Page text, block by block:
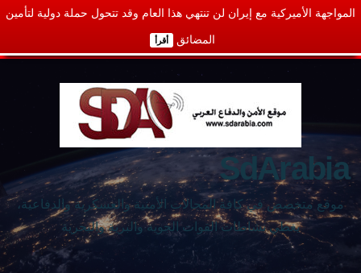
المواجهة الأميركية مع إيران لن تنتهي هذا العام وقد تتحول حملة دولية لتأمين
المضائق أقرأ
SdArabia
موقع متخصص في كافة المجالات الأمنية والعسكرية والدفاعية،
يغطي نشاطات القوات الجوية والبرية والبحرية